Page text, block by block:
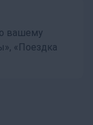
вашему
«Поездка